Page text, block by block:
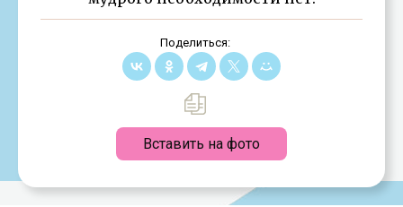
Поделиться:
Вставить на фото